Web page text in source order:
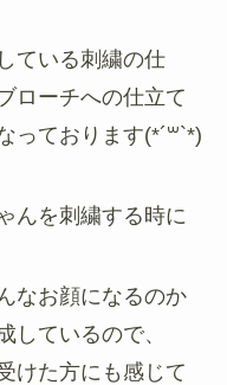
ている刺繍の仕
ローチへの仕立て
ております(*´꒳`*)
んを刺繍する時に
なお顔になるのか
しているので、
けた方にも感じて